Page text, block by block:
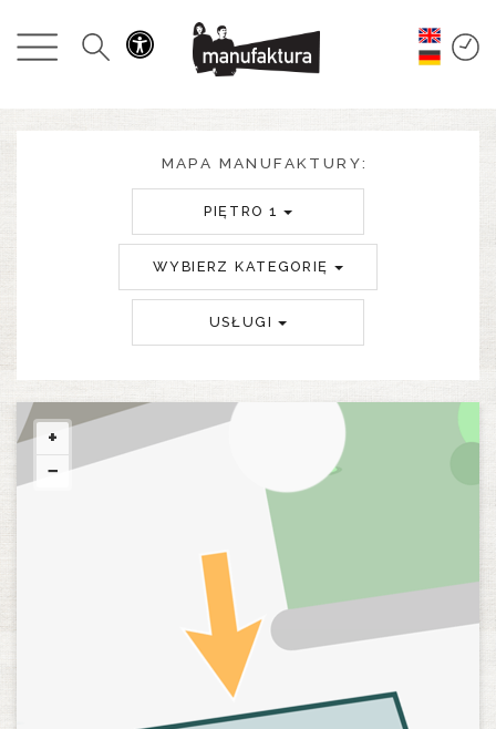
WYDARZENIA
PROMOCJE
RESTAURACJE
O NAS
MAPA MANUFAKTURY:
PIĘTRO 1
WYBIERZ KATEGORIĘ
USŁUGI
+
−